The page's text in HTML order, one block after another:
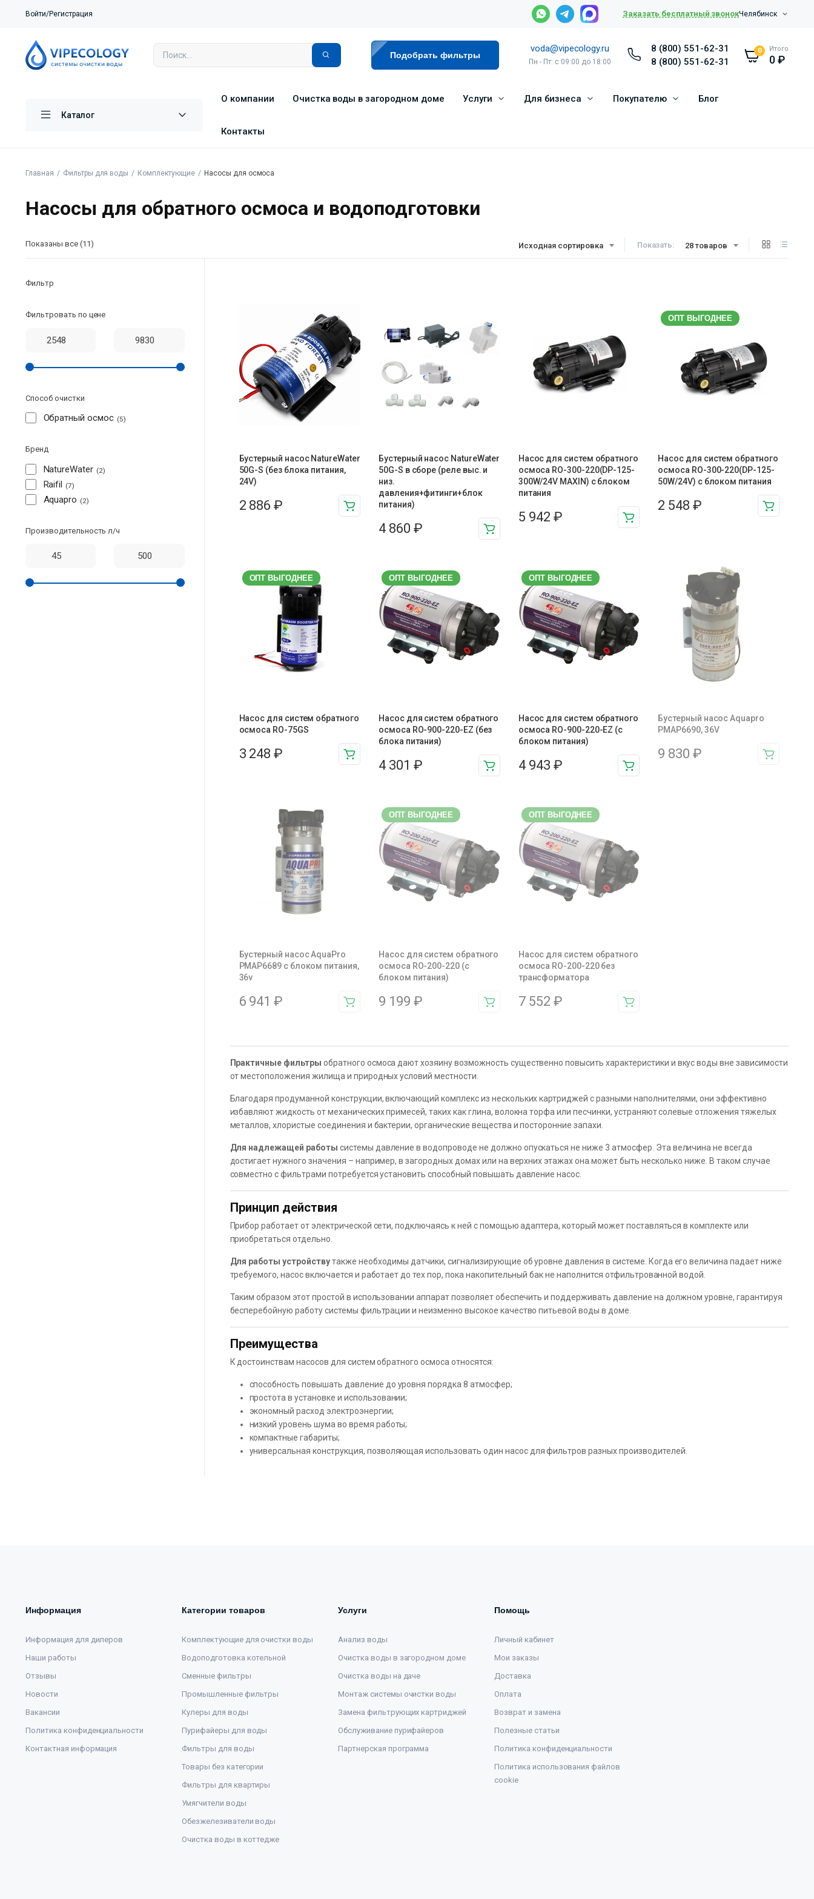
Войти/Регистрация Заказать бесплатный звонокЧелябинск
Подобрать фильтры
voda@vipecology.ru
Пн - Пт: с 09:00 до 18:00
8 (800) 551-62-31
8 (800) 551-62-31
0 Итого
0₽
Каталог
О компании Очистка воды в загородном доме Услуги Для бизнеса Покупателю Блог
Контакты
Главная Фильтры для воды Комплектующие Насосы для осмоса
Насосы для обратного осмоса и водоподготовки
Исходная сортировка Показать: 28 товаров
Показаны все (11)
Бустерный насос NatureWater
50G-S (без блока питания,
24V)
2 886₽
Бустерный насос NatureWater
50G-S в сборе (реле выс. и
низ.
давления+фитинги+блок
питания)
4 860 ₽
Насос для систем обратного
осмоса RO-300-220(DP-125-
300W/24V MAXIN) с блоком
питания
5 942 ₽
ОПТ ВЫГОДНЕЕ
Насос для систем обратного
осмоса RO-300-220(DP-125-
50W/24V) с блоком питания
2 548₽
ОПТ ВЫГОДНЕЕ
Насос для систем обратного
осмоса RO-75GS
3 248₽
ОПТ ВЫГОДНЕЕ
Насос для систем обратного
осмоса RO-900-220-EZ (без
блока питания)
4 301 ₽
ОПТ ВЫГОДНЕЕ
Насос для систем обратного
осмоса RO-900-220-EZ (с
блоком питания)
4 943 ₽
Бустерный насос Aquapro
PMAP6690, 36V
9 830₽
Бустерный насос AquaPro
PMAP6689 с блоком питания,
36v
6 941₽
ОПТ ВЫГОДНЕЕ
Насос для систем обратного
осмоса RO-200-220 (с
блоком питания)
9 199 ₽
ОПТ ВЫГОДНЕЕ
Насос для систем обратного
осмоса RO-200-220 без
трансформатора
7 552 ₽
Практичные фильтры обратного осмоса дают хозяину возможность существенно повысить характеристики и вкус воды вне зависимости
от местоположения жилища и природных условий местности.
Благодаря продуманной конструкции, включающий комплекс из нескольких картриджей с разными наполнителями, они эффективно
избавляют жидкость от механических примесей, таких как глина, волокна торфа или песчинки, устраняют солевые отложения тяжелых
металлов, хлористые соединения и бактерии, органические вещества и посторонние запахи.
Для надлежащей работы системы давление в водопроводе не должно опускаться не ниже 3 атмосфер. Эта величина не всегда
достигает нужного значения – например, в загородных домах или на верхних этажах она может быть несколько ниже. В таком случае
совместно с фильтрами потребуется установить способный повышать давление насос.
Принцип действия
Прибор работает от электрической сети, подключаясь к ней с помощью адаптера, который может поставляться в комплекте или
приобретаться отдельно.
Для работы устройствутакже необходимы датчики, сигнализирующие об уровне давления в системе. Когда его величина падает ниже
требуемого, насос включается и работает до тех пор, пока накопительный бак не наполнится отфильтрованной водой.
Таким образом этот простой в использовании аппарат позволяет обеспечить и поддерживать давление на должном уровне, гарантируя
бесперебойную работу системы фильтрации и неизменно высокое качество питьевой воды в доме.
Преимущества
К достоинствам насосов для систем обратного осмоса относятся:
способность повышать давление до уровня порядка 8 атмосфер;
простота в установке и использовании;
экономный расход электроэнергии;
низкий уровень шума во время работы;
компактные габариты;
универсальная конструкция, позволяющая использовать один насос для фильтров разных производителей.
Фильтр
Фильтровать по цене
Способ очистки
Обратный осмос 5
Бренд
NatureWater 2
Raifil 7
Aquapro 2
Производительность л/ч
Информация
Информация для дилеров
Наши работы
Отзывы
Новости
Вакансии
Политика конфиденциальности
Контактная информация
Категории товаров
Комплектующие для очистки воды
Водоподготовка котельной
Сменные фильтры
Промышленные фильтры
Кулеры для воды
Пурифайеры для воды
Фильтры для воды
Товары без категории
Фильтры для квартиры
Умягчители воды
Обезжелезиватели воды
Очистка воды в коттедже
Услуги
Анализ воды
Очистка воды в загородном доме
Очистка воды на даче
Монтаж системы очистки воды
Замена фильтрующих картриджей
Обслуживание пурифайеров
Партнерская программа
Помощь
Личный кабинет
Мои заказы
Доставка
Оплата
Возврат и замена
Полезные статьи
Политика конфиденциальности
Политика использования файлов
cookie